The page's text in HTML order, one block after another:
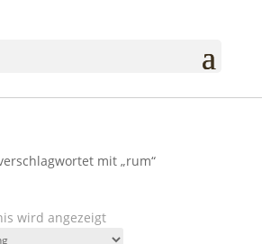
mit „rum“
wird angezeigt